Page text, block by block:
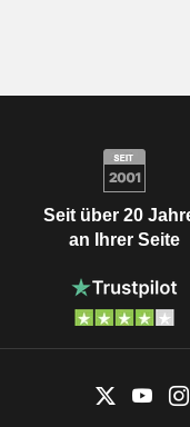
Seit über 20
an Ihrer Seite